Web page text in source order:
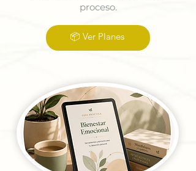
proceso.
📦 Ver Planes